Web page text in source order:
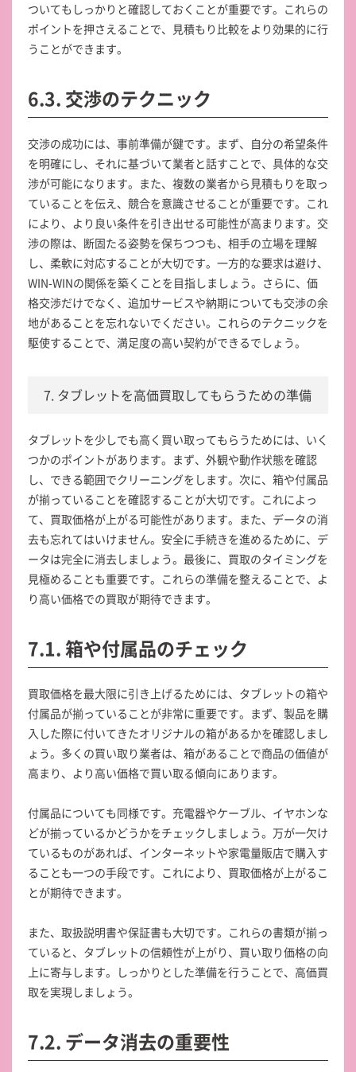
ついてもしっかりと確認しておくことが重要です。これらの
ポイントを押さえることで、見積もり比較をより効果的に行
うことができます。
6.3. 交渉のテクニック
交渉の成功には、事前準備が鍵です。まず、自分の希望条件
を明確にし、それに基づいて業者と話すことで、具体的な交
渉が可能になります。また、複数の業者から見積もりを取っ
ていることを伝え、競合を意識させることが重要です。これ
により、より良い条件を引き出せる可能性が高まります。交
渉の際は、断固たる姿勢を保ちつつも、相手の立場を理解
し、柔軟に対応することが大切です。一方的な要求は避け、
WIN-WINの関係を築くことを目指しましょう。さらに、価
格交渉だけでなく、追加サービスや納期についても交渉の余
地があることを忘れないでください。これらのテクニックを
駆使することで、満足度の高い契約ができるでしょう。
7. タブレットを高価買取してもらうための準備
タブレットを少しでも高く買い取ってもらうためには、いく
つかのポイントがあります。まず、外観や動作状態を確認
し、できる範囲でクリーニングをします。次に、箱や付属品
が揃っていることを確認することが大切です。これによっ
て、買取価格が上がる可能性があります。また、データの消
去も忘れてはいけません。安全に手続きを進めるために、デ
ータは完全に消去しましょう。最後に、買取のタイミングを
見極めることも重要です。これらの準備を整えることで、よ
り高い価格での買取が期待できます。
7.1. 箱や付属品のチェック
買取価格を最大限に引き上げるためには、タブレットの箱や
付属品が揃っていることが非常に重要です。まず、製品を購
入した際に付いてきたオリジナルの箱があるかを確認しまし
ょう。多くの買い取り業者は、箱があることで商品の価値が
高まり、より高い価格で買い取る傾向にあります。
付属品についても同様です。充電器やケーブル、イヤホンな
どが揃っているかどうかをチェックしましょう。万が一欠け
ているものがあれば、インターネットや家電量販店で購入す
ることも一つの手段です。これにより、買取価格が上がるこ
とが期待できます。
また、取扱説明書や保証書も大切です。これらの書類が揃っ
ていると、タブレットの信頼性が上がり、買い取り価格の向
上に寄与します。しっかりとした準備を行うことで、高価買
取を実現しましょう。
7.2. データ消去の重要性